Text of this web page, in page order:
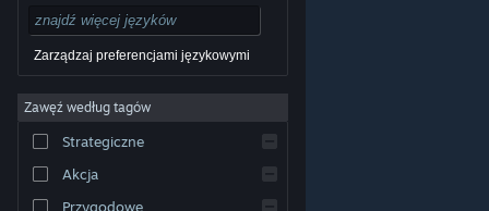
© Valve Corporation. Wszelkie prawa zastrzeżone.
właścicieli w Stanach Zjednoczonych i innych krajach.
dostępu
Umowa użytkownika Steam
pieniędzy |Ciasteczka
Zarządzaj preferencjami językowymi
Zawęź według tagów
Strategiczne
Akcja
Przygodowe